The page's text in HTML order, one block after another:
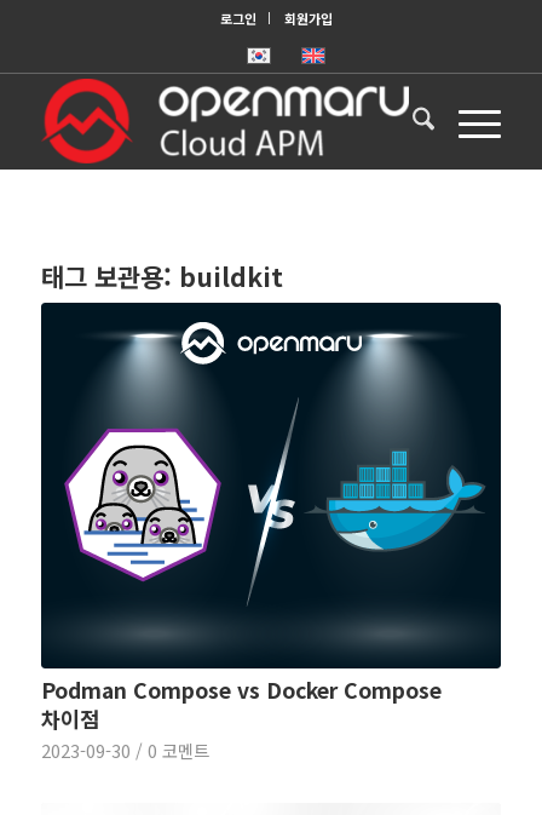
로그인 회원가입
태그 보관용: buildkit
Podman Compose vs Docker Compose
차이점
2023-09-30 / 0 코멘트